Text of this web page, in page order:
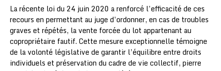
La récente loi du 24 juin 2020 a renforcé l’efficacité de ces
recours en permettant au juge d’ordonner, en cas de troubles
graves et répétés, la vente forcée du lot appartenant au
copropriétaire fautif. Cette mesure exceptionnelle témoigne
de la volonté législative de garantir l’équilibre entre droits
individuels et préservation du cadre de vie collectif, pierre